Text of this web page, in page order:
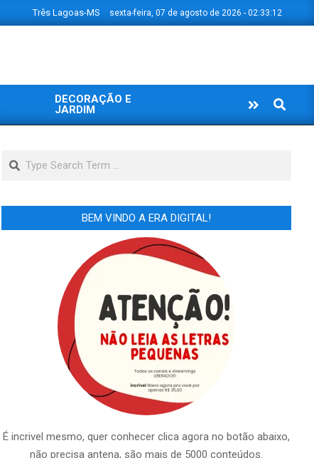
Três Lagoas-MS sexta-feira, 07 de agosto de 2026 - 02:33:13
DECORAÇÃO E
JARDIM
Search
Search
BEM VINDO A ERA DIGITAL!
É incrivel mesmo, quer conhecer clica agora no botão abaixo,
não precisa antena, são mais de 5000 conteúdos.